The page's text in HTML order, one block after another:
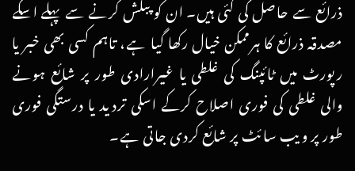
ذرائع سے حاصل کی گئی ہیں۔ ان کو پبلش کرنے سے پہلے اسکے
مصدقہ ذرائع کا ہرممکن خیال رکھا گیا ہے، تاہم کسی بھی خبر یا
رپورٹ میں ٹائپنگ کی غلطی یا غیرارادی طور پر شائع ہونے
والی غلطی کی فوری اصلاح کرکے اسکی تردید یا درستگی فوری
طور پر ویب سائٹ پر شائع کردی جاتی ہے۔